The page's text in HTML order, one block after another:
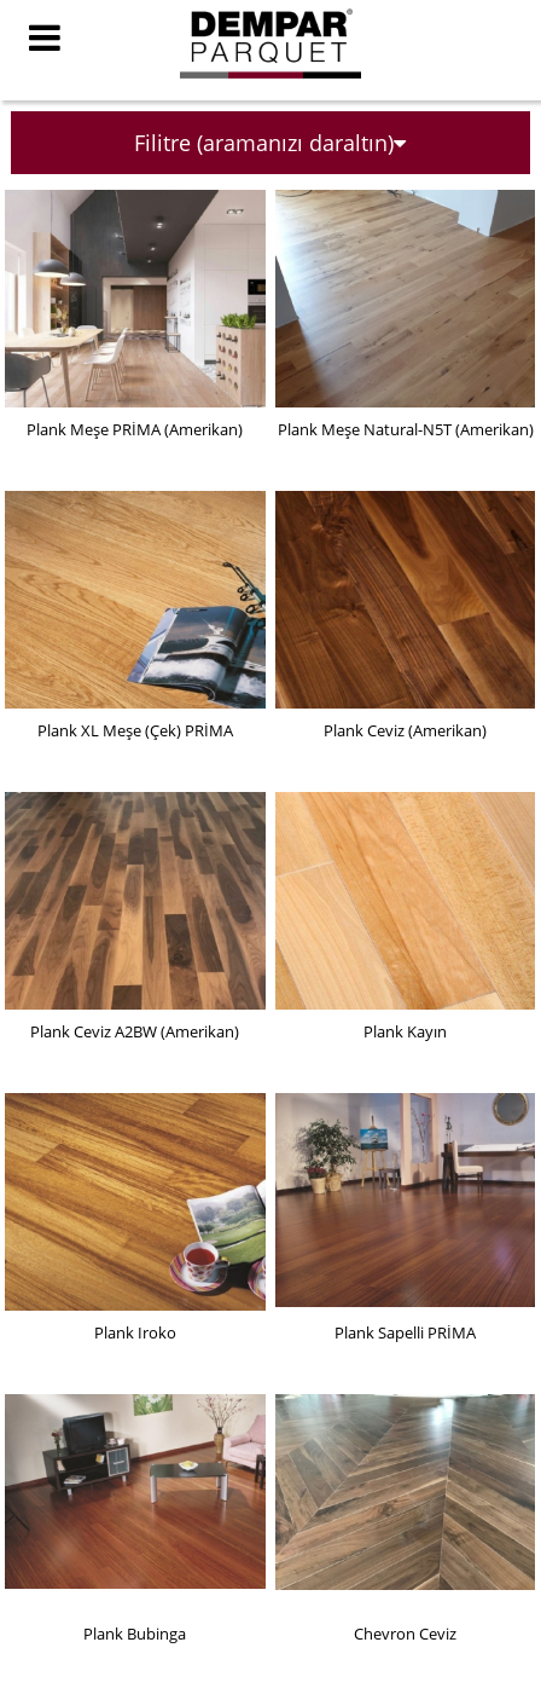
Filitre (aramanızı daraltın)
Plank Meşe PRİMA (Amerikan) Plank Meşe Natural-N5T (Amerikan)
Plank XL Meşe (Çek) PRİMA Plank Ceviz (Amerikan)
Plank Ceviz A2BW (Amerikan) Plank Kayın
Plank Iroko Plank Sapelli PRİMA
Plank Bubinga Chevron Ceviz